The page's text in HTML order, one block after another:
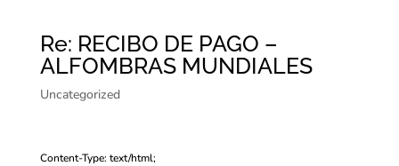
Re: RECIBO DE PAGO –
ALFOMBRAS MUNDIALES
Uncategorized
Content-Type: text/html;